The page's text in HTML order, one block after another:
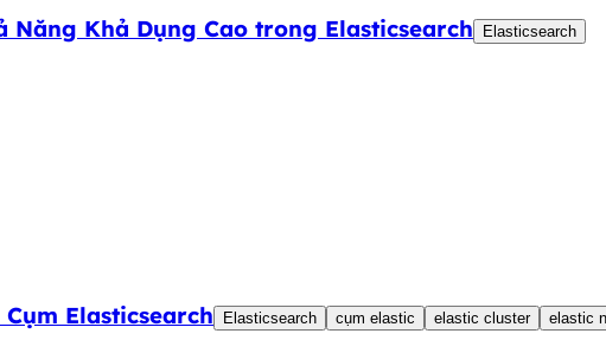
Khả Dụng Cao trong Elasticsearch Elasticsearch
Elasticsearch Elasticsearch cụm elastic elastic cluster elastic